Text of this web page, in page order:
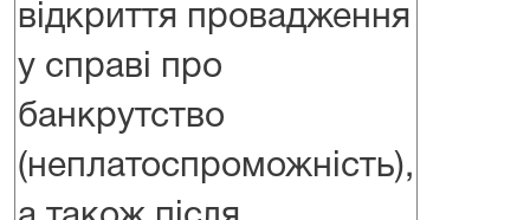
відкриття провадження
у справі про
банкрутство
(неплатоспроможність),